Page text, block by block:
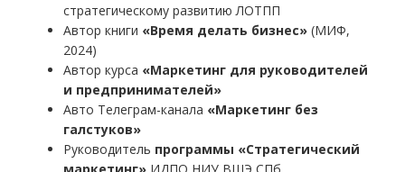
стратегическому развитию ЛОТПП
Автор книги «Время делать бизнес» (МИФ,
2024)
Автор курса «Маркетинг для руководителей
и предпринимателей»
Авто Телеграм-канала «Маркетинг без
галстуков»
Руководитель программы «Стратегический